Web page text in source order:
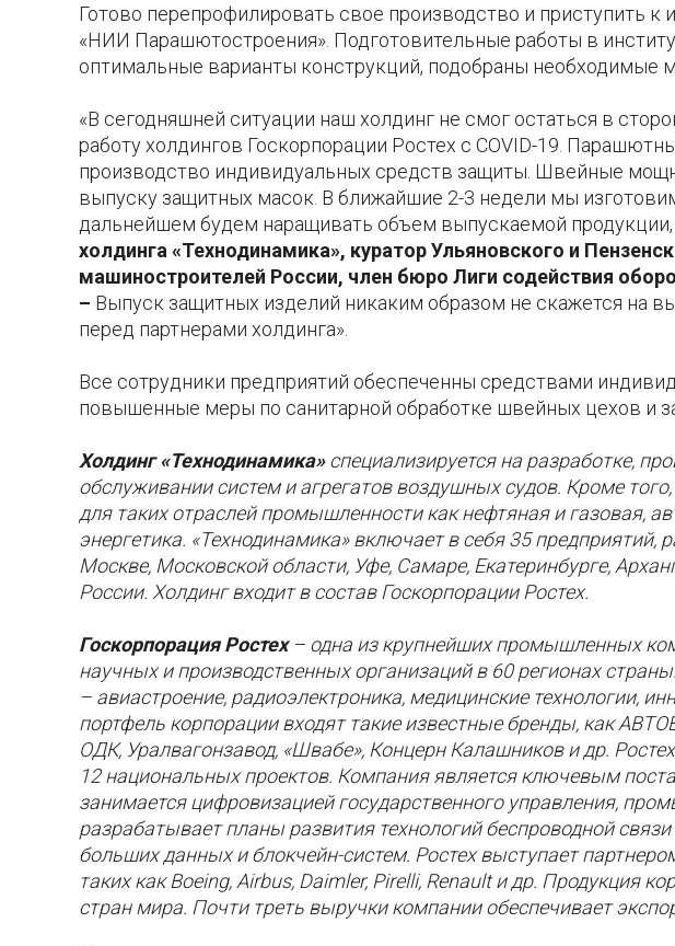
Готово перепрофилировать свое производство и приступить
«НИИ Парашютостроения». Подготовительные работы в
оптимальные варианты конструкций, подобраны необходимые
«В сегодняшней ситуации наш холдинг не смог остаться в
работу холдингов Госкорпорации Ростех с COVID-19.
производство индивидуальных средств защиты. Швейные
выпуску защитных масок. В ближайшие 2-3 недели мы
дальнейшем будем наращивать объем выпускаемой продукции,
холдинга «Технодинамика», куратор Ульяновского и
машиностроителей России, член бюро Лиги содействия
– Выпуск защитных изделий никаким образом не скажется на
перед партнерами холдинга».
Все сотрудники предприятий обеспеченны средствами
повышенные меры по санитарной обработке швейных цехов и
Холдинг «Технодинамика»специализируется на разработке,
обслуживании систем и агрегатов воздушных судов. Кроме
для таких отраслей промышленности как нефтяная и газовая,
энергетика. «Технодинамика» включает в себя 35 предприятий,
Москве, Московской области, Уфе, Самаре, Екатеринбурге,
России. Холдинг входит в состав Госкорпорации Ростех.
Госкорпорация Ростех– одна из крупнейших промышленных
научных и производственных организаций в 60 регионах
– авиастроение, радиоэлектроника, медицинские технологии,
портфель корпорации входят такие известные бренды, как
ОДК, Уралвагонзавод, «Швабе», Концерн Калашников и др.
12 национальных проектов. Компания является ключевым
занимается цифровизацией государственного управления,
разрабатывает планы развития технологий беспроводной
больших данных и блокчейн-систем. Ростех выступает
таких как Boeing, Airbus, Daimler, Pirelli, Renault и др. Продукция
стран мира. Почти треть выручки компании обеспечивает